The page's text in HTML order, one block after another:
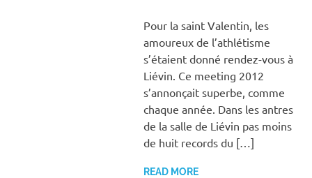
Pour la saint Valentin, les
amoureux de l’athlétisme
s’étaient donné rendez-vous à
Liévin. Ce meeting 2012
s’annonçait superbe, comme
chaque année. Dans les antres
de la salle de Liévin pas moins
de huit records du […]
READ MORE